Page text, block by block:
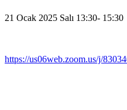
21 Ocak 2025 Salı 13:30- 15:30
https://us06web.zoom.us/j/